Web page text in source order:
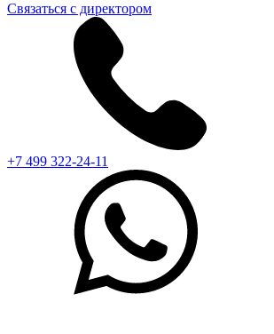
Связаться с директором
+7 499 322-24-11